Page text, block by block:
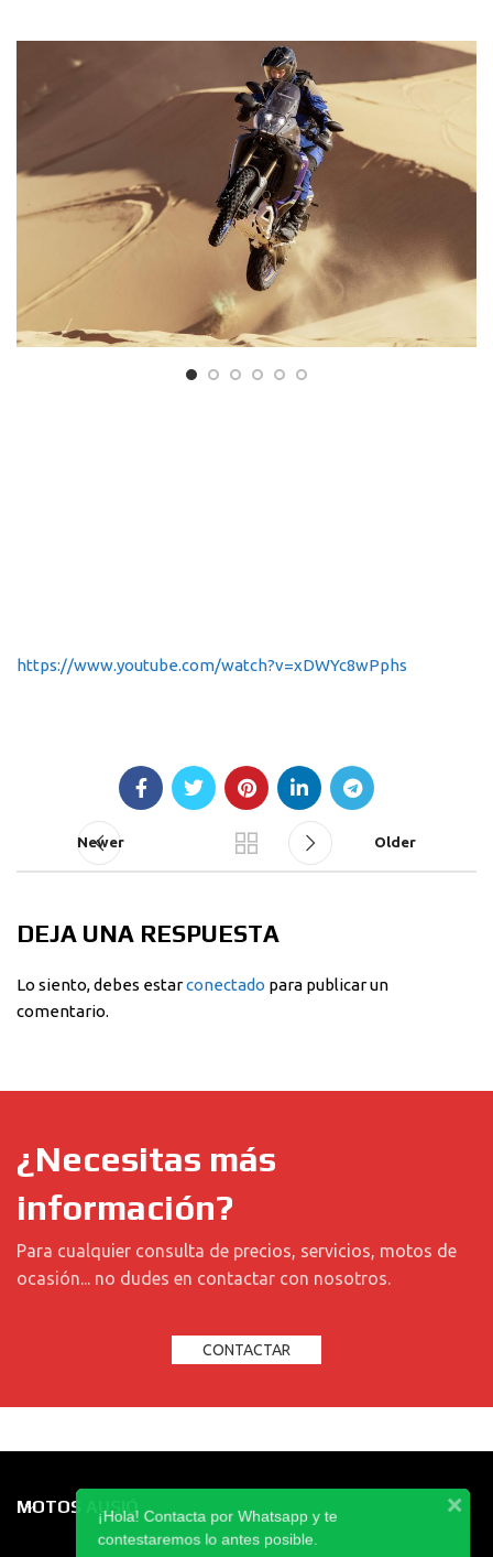
https://www.youtube.com/watch?v=xDWYc8wPphs
Newer Older
DEJA UNA RESPUESTA
Lo siento, debes estarconectado para publicar un
comentario.
¿Necesitas más
información?
Para cualquier consulta de precios, servicios, motos de
ocasión... no dudes en contactar con nosotros.
CONTACTAR
MOTOS AUSIÓ¡Hola! Contacta por Whatsapp y te
contestaremos lo antes posible.